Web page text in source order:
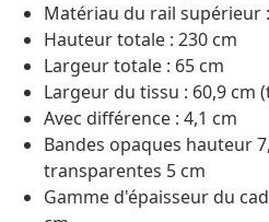
Matériau du rail supérieur
Hauteur totale : 230 cm
Largeur totale : 65 cm
Largeur du tissu : 60,9 cm
Avec différence : 4,1 cm
Bandes opaques hauteur
transparentes 5 cm
Gamme d'épaisseur du